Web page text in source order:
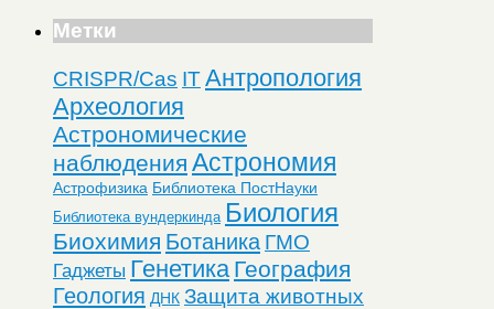
Метки
CRISPR/Cas ITАнтропология
Археология
Астрономические
наблюдения Астрономия
Астрофизика Библиотека ПостНауки
Библиотека вундеркинда Биология
Биохимия Ботаника ГМО
Гаджеты Генетика География
Геология ДНК Защита животных